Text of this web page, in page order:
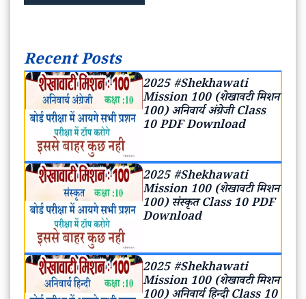
Recent Posts
2025 #Shekhawati
Mission 100 (शेखावटी मिशन
100) अनिवार्य अंग्रेजी Class
10 PDF Download
2025 #Shekhawati
Mission 100 (शेखावटी मिशन
100) संस्कृत Class 10 PDF
Download
2025 #Shekhawati
Mission 100 (शेखावटी मिशन